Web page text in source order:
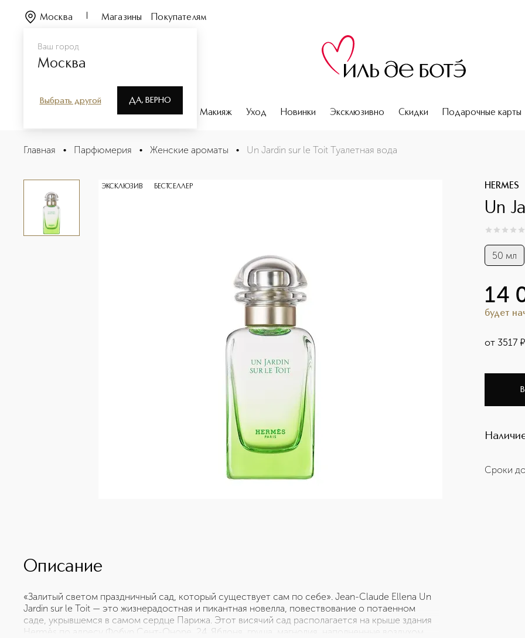
Ваш город
Москва
Выбрать другой ДА, ВЕРНО
Москва Магазины Покупателям
Парфюмерия Макияж Уход Новинки Эксклюзивно Скидки Подарочные карты
Un Jardin sur le Toit Туалетная вода
Описание
Главная • Парфюмерия • Женские ароматы • Un Jardin sur le Toit Туалетная вода
ЭКСКЛЮЗИВ БЕСТСЕЛЛЕР HERMES
Un
0из 0
50 мл
14
будет
от 3517
Сроки
Описание
«Залитый светом праздничный сад, который существует сам по себе». Jean-Claude Ellena Un
Jardin sur le Toit — это жизнерадостная и пикантная новелла, повествование о потаенном
саде, укрывшемся в самом сердце Парижа. Этот висячий сад располагается на крыше здания
Hermès по адресу Фобур Сент-Оноре, 24. Яблоня, груша, магнолия, наполненные воздухом